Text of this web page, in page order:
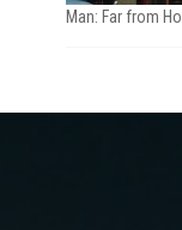
Man: Far from